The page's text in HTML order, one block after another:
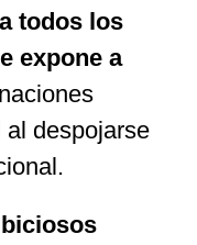
todos los
expone a
despojarse